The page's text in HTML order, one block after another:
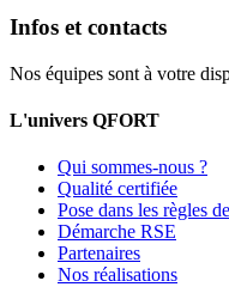
Infos et contacts
Nos équipes sont à votre
L'univers QFORT
Qui sommes-nous ?
Qualité certifiée
Pose dans les règles
Démarche RSE
Partenaires
Nos réalisations